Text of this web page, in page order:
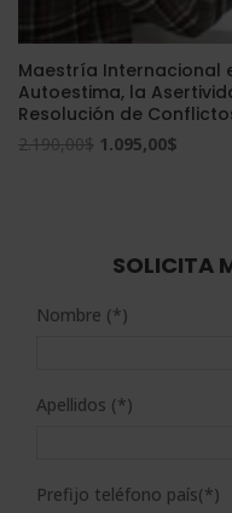
Maestría Internacional
Autoestima, la
Resolución de
2.190,00$ El
2.190,00$.
1.095,00$
SOLICITA
Nombre (*)
Apellidos (*)
Prefijo teléfono país(*)